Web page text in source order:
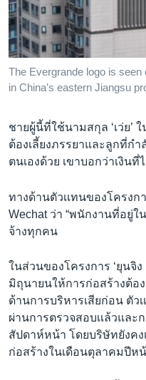
The Evergrande logo is seen
in China’s eastern Jiangsu
ชายผู้นี้ที่ใช้นามสกุล ‘เว่ย’
ต้องเลี้ยงภรรยาและลูกที่กำ
ตนเองด้วย เขาบอกว่าเงิน
ทางด้านตัวเเทนของโครงก
Wechat ว่า “พนักงานที่อยู่
จ้างทุกคน
ในส่วนของโครงการ ‘ยุนจิง
มิถุนายนให้การก่อสร้างต้อ
ด้านการบริหารเสียก่อน ตัว
ผ่านการตรวจสอบเเล้วแล
สัปดาห์หน้า โดยบริษัทยังคง
ก่อสร้างในเดือนตุลาคมปีห